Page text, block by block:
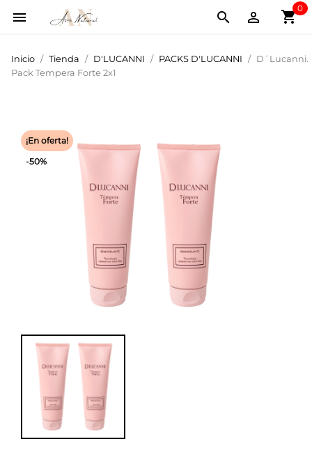
 shopping_cart
0


Inicio Tienda D'LUCANNI PACKS D'LUCANNI
D´Lucanni.
Pack Tempera Forte 2x1
¡En oferta!
-50%